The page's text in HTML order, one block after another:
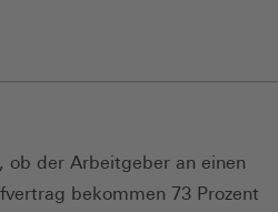
ob der Arbeitgeber an einen
bekommen 73 Prozent